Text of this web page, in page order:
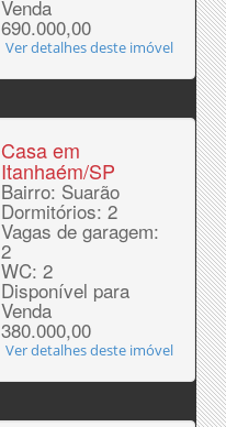
Venda
690.000,00
Ver detalhes deste imóvel
Casa em
Itanhaém/SP
Bairro: Suarão
Dormitórios: 2
Vagas de garagem:
2
WC: 2
Disponível para
Venda
380.000,00
Ver detalhes deste imóvel